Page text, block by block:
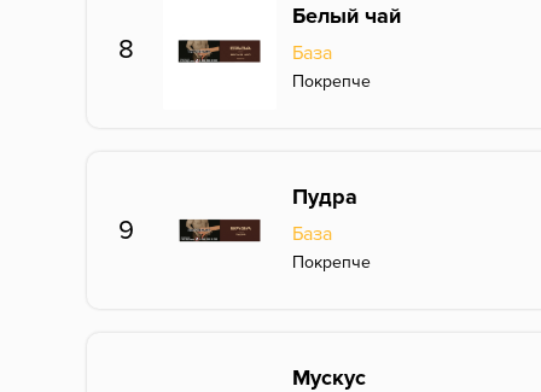
8
Белый чай
База
Покрепче
9
Пудра
База
Покрепче
Мускус